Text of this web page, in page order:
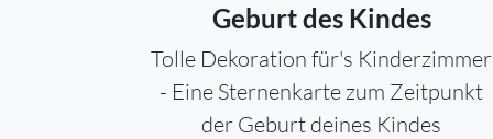
Geburt des Kindes
Tolle Dekoration für's Kinderzimmer
- Eine Sternenkarte zum Zeitpunkt
der Geburt deines Kindes